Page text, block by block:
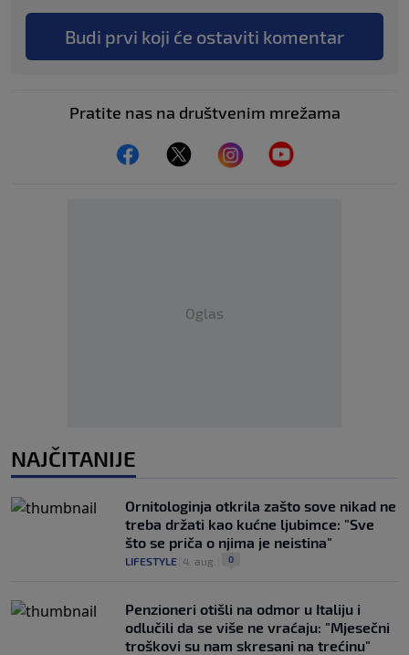
Budi prvi koji će ostaviti komentar
Pratite nas na društvenim mrežama
Oglas
NAJČITANIJE
Ornitologinja otkrila zašto sove nikad ne
treba držati kao kućne ljubimce: "Sve
što se priča o njima je neistina"
LIFESTYLE 4. aug. 0
Penzioneri otišli na odmor u Italiju i
odlučili da se više ne vraćaju: "Mjesečni
troškovi su nam skresani na trećinu"